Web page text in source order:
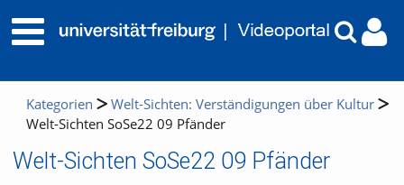
Kategorien
Welt-Sichten: Verständigungen über Kultur
Welt-Sichten SoSe22 09 Pfänder
Welt-Sichten SoSe22 09 Pfänder